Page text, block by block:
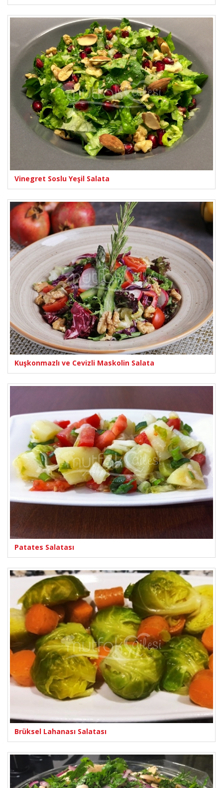
Vinegret Soslu Yeşil Salata
Kuşkonmazlı ve Cevizli Maskolin Salata
Patates Salatası
Brüksel Lahanası Salatası